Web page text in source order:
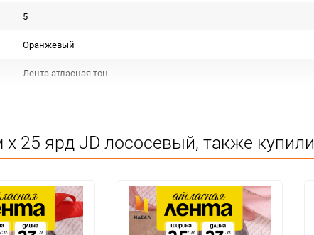
5
Оранжевый
Лента атласная тон
Для декора
Не подлежит сертификации
Сухое, проветриваемое помещение
25 ярд JD лососевый, также купили